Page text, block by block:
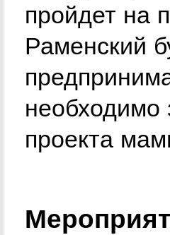
пройдет на
Раменский
проекта